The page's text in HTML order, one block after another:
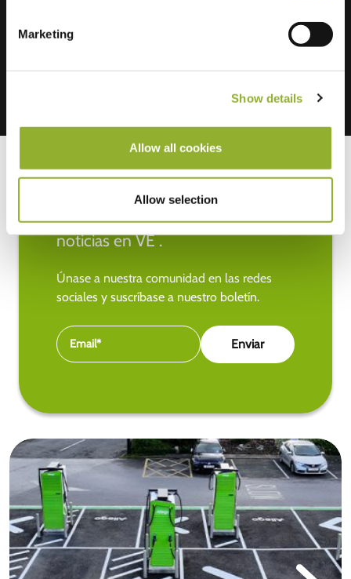
Marketing
Show details
Allow all cookies
Allow selection
Manténgase al día de las últimas
noticias en VE .
Únase a nuestra comunidad en las redes
sociales y suscríbase a nuestro boletín.